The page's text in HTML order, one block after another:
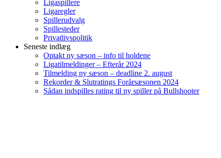
Ligaspillere
Ligaregler
Spillerudvalg
Spillesteder
Privatlivspolitik
Seneste indlæg
Optakt ny sæson – info til holdene
Ligatilmeldinger – Efterår 2024
Tilmelding ny sæson – deadline 2. august
Rekorder & Slutratings Forårsæsonen 2024
Sådan indspilles rating til ny spiller på Bullshooter